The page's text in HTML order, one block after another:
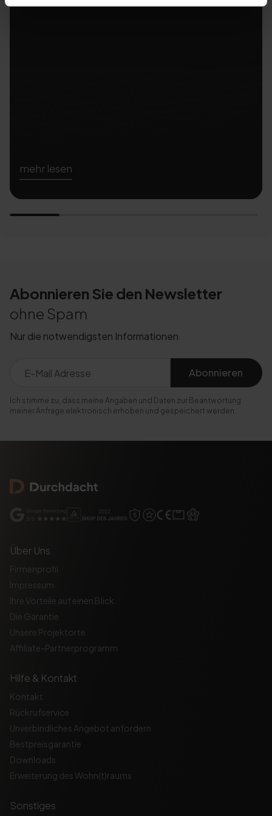
mehr lesen
Abonnieren Sie den Newsletter
ohne Spam
Nur die notwendigsten Informationen
Abonnieren
Ich stimme zu, dass meine Angaben und Daten zur Beantwortung
meiner Anfrage elektronisch erhoben und gespeichert werden.
Über Uns
Firmenprofil
Impressum
Ihre Vorteile auf einen Blick
Die Garantie
Unsere Projektorte
Affiliate-Partnerprogramm
Hilfe & Kontakt
Kontakt
Rückrufservice
Unverbindliches Angebot anfordern
Bestpreisgarantie
Downloads
Erweiterung des Wohn(t)raums
Sonstiges